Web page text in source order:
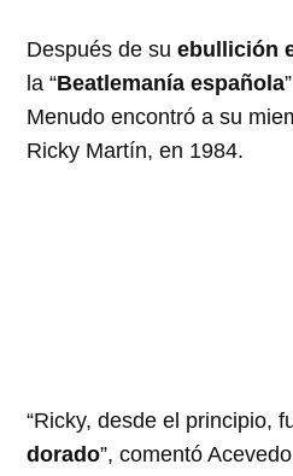
Después de suebullición
la “Beatlemanía española
Menudo encontró a su
Ricky Martín, en 1984.
“Ricky, desde el principio,
dorado”, comentó